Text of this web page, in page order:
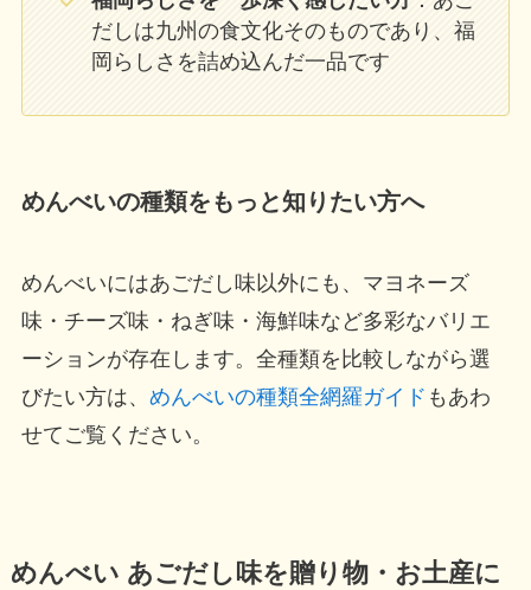
だしは九州の食文化そのものであり、福
岡らしさを詰め込んだ一品です
めんべいの種類をもっと知りたい方へ
めんべいにはあごだし味以外にも、マヨネーズ
味・チーズ味・ねぎ味・海鮮味など多彩なバリエ
ーションが存在します。全種類を比較しながら選
びたい方は、 めんべいの種類全網羅ガイド もあわ
せてご覧ください。
めんべい あごだし味を贈り物・お土産に